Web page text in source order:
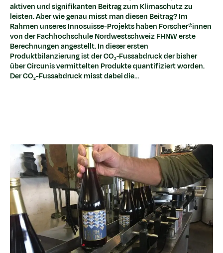
aktiven und signifikanten Beitrag zum Klimaschutz zu
leisten. Aber wie genau misst man diesen Beitrag? Im
Rahmen unseres Innosuisse-Projekts haben Forscher*innen
von der Fachhochschule Nordwestschweiz FHNW erste
Berechnungen angestellt. In dieser ersten
Produktbilanzierung ist der CO₂-Fussabdruck der bisher
über Circunis vermittelten Produkte quantifiziert worden.
Der CO₂-Fussabdruck misst dabei die…